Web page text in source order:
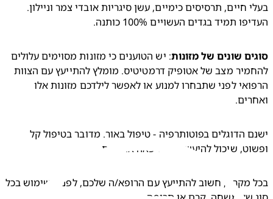
בעלי חיים, תרסיסים כימיים, עשן סיגריות אובדי צמר וניילון.
תמיד בגדים העשויים 100% כותנה.
שונים של מזונות
: יש הטוענים כי מזונות מסוימים עלולים
להחמיר מצב של אטופיק דרמטיטיס. מומלץ להתייעץ עם הצוות
הרפואי לפני שתבחרו למנוע או לאפשר לילדכם מזונות אלו
ישנם הדוגלים בפוטותרפיה - טיפול באור. מדובר בטיפול קל
שיכול להיעשות במרפאה או בבית.
בכל מקרה, חשוב להתייעץ עם הרופא/ה שלכם, לפני השימוש בכל